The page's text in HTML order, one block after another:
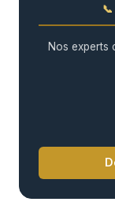
Nos experts